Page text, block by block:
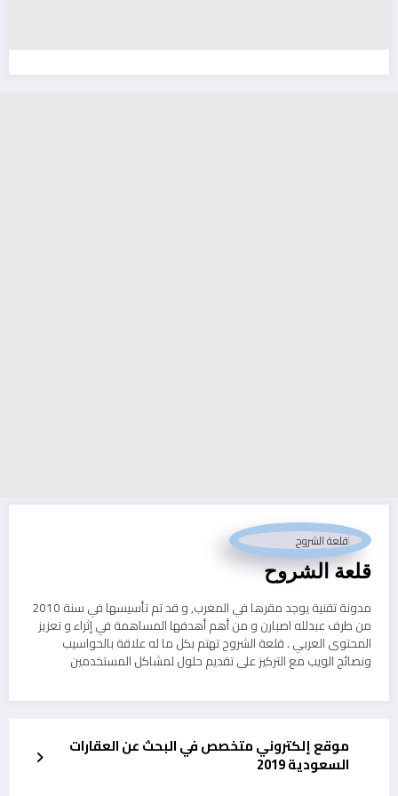
قلعة الشروح
مدونة تقنية يوجد مقرها في المغرب, و قد تم تأسيسها في سنة 2010
من طرف عبدلله اصبارن و من أهم أهدفها المساهمة في إثراء و تعزيز
المحتوى العربي . قلعة الشروح تهتم بكل ما له علاقة بالحواسيب
ونصائح الويب مع التركيز على تقديم حلول لمشاكل المستخدمين
موقع إلكتروني متخصص في البحث عن العقارات
السعودية 2019